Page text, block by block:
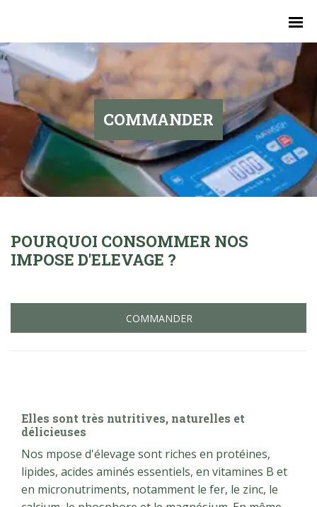
COMMANDER
POURQUOI CONSOMMER NOS
IMPOSE D'ELEVAGE ?
COMMANDER
Elles sont très nutritives, naturelles et
délicieuses
Nos mpose d'élevage sont riches en protéines,
lipides, acides aminés essentiels, en vitamines B et
en micronutriments, notamment le fer, le zinc, le